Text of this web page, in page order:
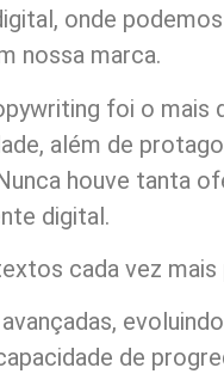
onde
nossa marca.
foi o mais
além de
houve tanta
digital.
cada vez mais
de